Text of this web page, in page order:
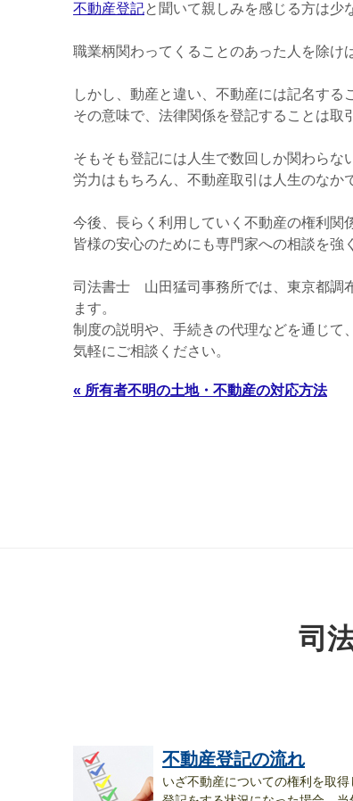
不動産登記と聞いて親しみを感じる方は少
職業柄関わってくることのあった人を除け
しかし、動産と違い、不動産には記名す
その意味で、法律関係を登記することは取
そもそも登記には人生で数回しか関わら
労力はもちろん、不動産取引は人生のなか
今後、長らく利用していく不動産の権利関
皆様の安心のためにも専門家への相談を強
司法書士 山田猛司事務所では、東京都調
ます。
制度の説明や、手続きの代理などを通じ
気軽にご相談ください。
« 所有者不明の土地・不動産の対応方法
司
不動産登記の流れ
いざ不動産についての権利を取